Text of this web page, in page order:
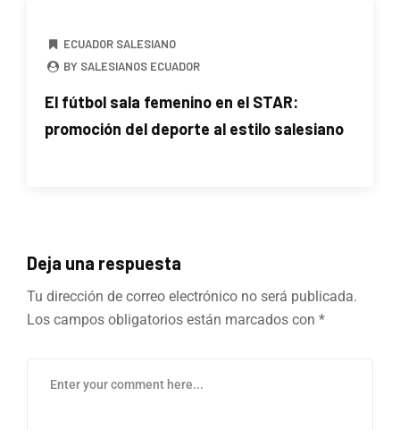
ECUADOR SALESIANO
BY SALESIANOS ECUADOR
El fútbol sala femenino en el STAR:
promoción del deporte al estilo salesiano
Deja una respuesta
Tu dirección de correo electrónico no será publicada.
Los campos obligatorios están marcados con *